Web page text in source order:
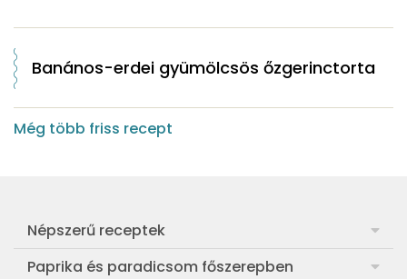
Banános-erdei gyümölcsös őzgerinctorta
Még több friss recept
Népszerű receptek
Frankfurti leves
Paprika és paradicsom főszerepben